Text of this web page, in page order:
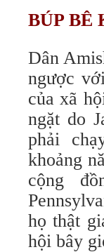
BÚP BÊ
Dân
ngược
của xã
ngặt do
phải
khoảng
cộng
họ thật
hội bây